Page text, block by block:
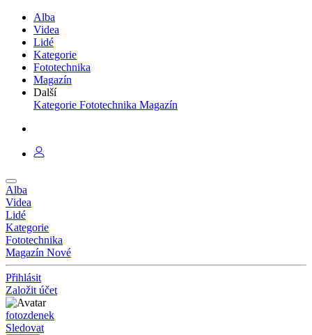
Alba
Videa
Lidé
Kategorie
Fototechnika
Magazín
Další
Kategorie Fototechnika Magazín
Alba
Videa
Lidé
Kategorie
Fototechnika
Magazín Nové
Přihlásit
Založit účet
fotozdenek
Sledovat